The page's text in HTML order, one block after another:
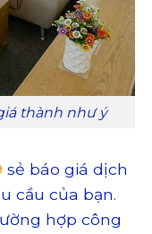
thành như ý
sẻ báo giá dịch
cầu của bạn.
hợp công